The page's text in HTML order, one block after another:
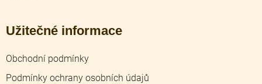
Užitečné informace
Obchodní podmínky
Podmínky ochrany osobních údajů